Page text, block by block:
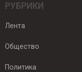
РУБРИКИ
Лента
Общество
Политика